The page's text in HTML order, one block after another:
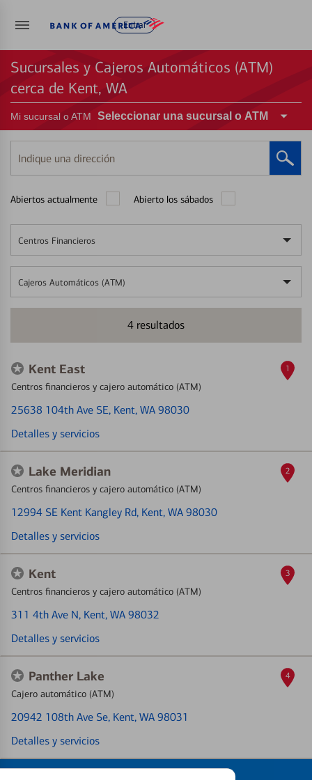
Entrar
Sucursales y Cajeros Automáticos (ATM)
cerca de Kent, WA
Mi sucursal o ATM Seleccionar una sucursal o ATM
Indique
una
Abiertos actualmente Abierto los sábados
Centros Financieros
Cajeros Automáticos (ATM)
4 resultados
Kent East
Centros financieros y cajero automático (ATM)
25638 104th Ave SE, Kent, WA 98030
Detalles y servicios
1
Lake Meridian
Centros financieros y cajero automático (ATM)
12994 SE Kent Kangley Rd, Kent, WA 98030
Detalles y servicios
2
Kent
Centros financieros y cajero automático (ATM)
311 4th Ave N, Kent, WA 98032
Detalles y servicios
3
Panther Lake
Cajero automático (ATM)
20942 108th Ave Se, Kent, WA 98031
Detalles y servicios
4